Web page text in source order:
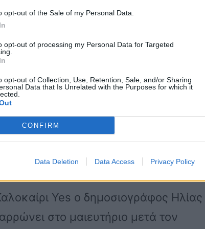
opt-out of the Sale of my Personal Data.
opt-out of processing my Personal Data for Targeted
opt-out of Collection, Use, Retention, Sale, and/or Sharing
Data that Is Unrelated with the Purposes for which it
CONFIRM
Data Deletion Data Access Privacy Policy
– Η Όλγα έφερε
Δημητρίου, αφού η κόρη της, Όλγα
της. Ο ερχομός του
γρ., έφερε τεράστια χαρά σε όλη
Όλγα και στον σύζυγό της Φώτη που
Yes ο δημοσιογράφος Ηλίας
στο μαιευτήριο μετά τον